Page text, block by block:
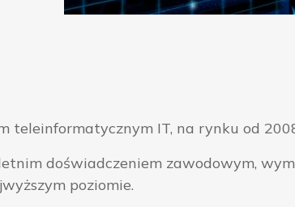
teleinformatycznym IT, na rynku od
doświadczeniem zawodowym,
poziomie.